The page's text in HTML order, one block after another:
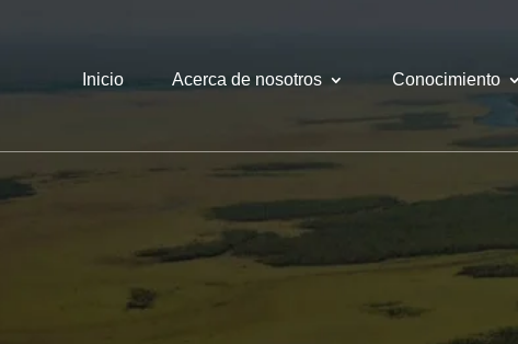
Inicio Acerca de nosotros Conocimiento